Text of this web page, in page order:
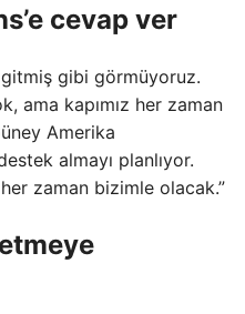
cevap ver
gibi görmüyoruz.
ama kapımız her zaman
Amerika
almayı planlıyor.
zaman bizimle olacak.”